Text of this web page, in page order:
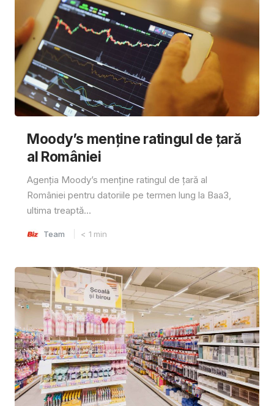
Moody’s menține ratingul de țară
al României
Agenția Moody’s menține ratingul de țară al
României pentru datoriile pe termen lung la Baa3,
ultima treaptă...
Team < 1 min